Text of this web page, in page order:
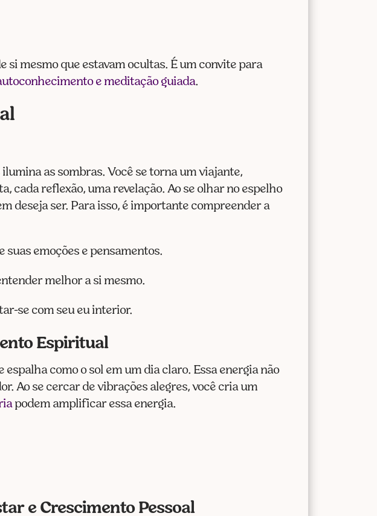
si mesmo que estavam ocultas. É um convite para
e meditação guiada.
as sombras. Você se torna um viajante,
cada reflexão, uma revelação. Ao se olhar no espelho
deseja ser. Para isso, é importante compreender a
suas emoções e pensamentos.
melhor a si mesmo.
se com seu eu interior.
Espiritual
como o sol em um dia claro. Essa energia não
Ao se cercar de vibrações alegres, você cria um
podem amplificar essa energia.
e Crescimento Pessoal